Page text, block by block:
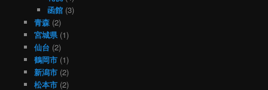
函館 (3)
青森(2)
宮城県(1)
仙台 (2)
鶴岡市(1)
新潟市(2)
松本市(2)